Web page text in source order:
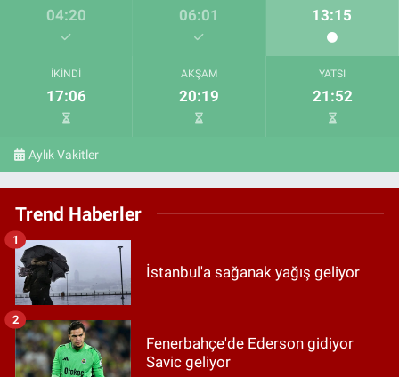
04:20 06:01 13:15
İKINDI
17:06
AKŞAM
20:19
YATSI
21:52
Aylık Vakitler
Trend Haberler
İstanbul'a sağanak yağış geliyor
1
Fenerbahçe'de Ederson gidiyor
Savic geliyor
2